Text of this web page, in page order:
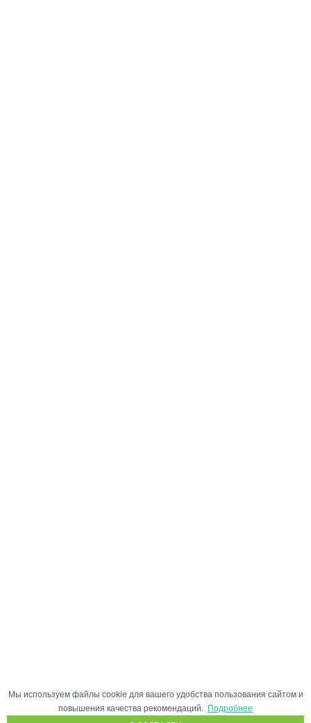
Мы используем файлы cookie для вашего удобства пользования сайтом и
повышения качества рекомендаций.
Подробнее